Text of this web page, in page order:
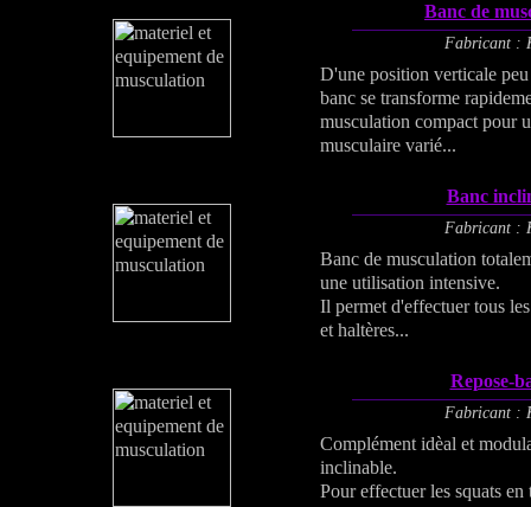
Banc de
Fabricant :
D'une position verticale
banc se transforme
musculation compact pour
musculaire varié...
Banc
Fabricant :
Banc de musculation
une utilisation intensive.
Il permet d'effectuer tous
et haltères...
Repose-
Fabricant :
Complément idèal et
inclinable.
Pour effectuer les squats